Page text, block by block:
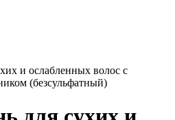
и ослабленных волос с
(безсульфатный)